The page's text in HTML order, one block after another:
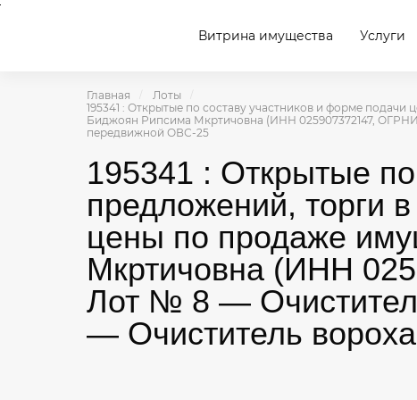
Витрина имущества Услуги
Главная
Лоты
195341 : Открытые по составу участников и форме
Биджоян Рипсима Мкртичовна (ИНН 025907372147,
передвижной ОВС-25
195341 : Открытые
предложений, торги
цены по продаже
Мкртичовна (ИНН
Лот № 8 —
— Очиститель